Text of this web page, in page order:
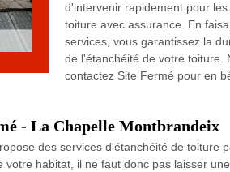
d'intervenir rapidement pour
toiture avec assurance. En
services, vous garantissez la
de l'étanchéité de votre toiture.
contactez Site Fermé pour en
- La Chapelle Montbrandeix
des services d'étanchéité de toiture
habitat, il ne faut donc pas laisser